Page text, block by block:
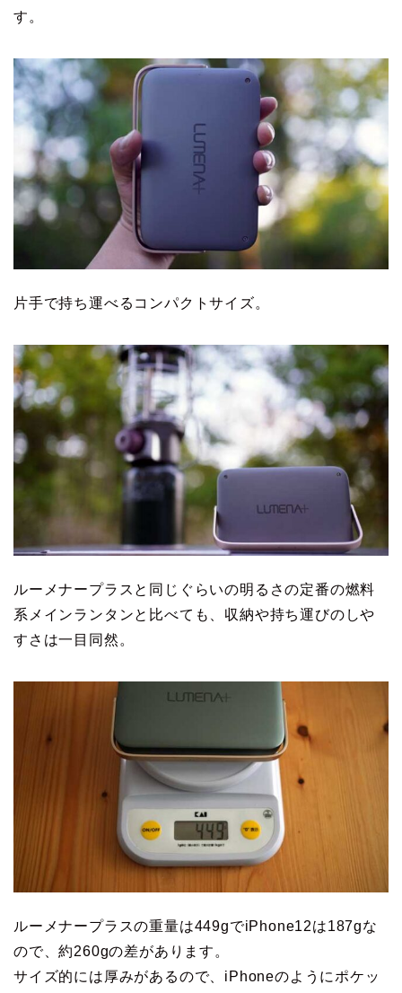
す。
片手で持ち運べるコンパクトサイズ。
ルーメナープラスと同じぐらいの明るさの定番の燃料
系メインランタンと比べても、収納や持ち運びのしや
すさは一目同然。
ルーメナープラスの重量は449gでiPhone12は187gな
ので、約260gの差があります。
サイズ的には厚みがあるので、iPhoneのようにポケッ